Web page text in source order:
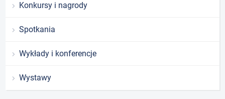
Konkursy i nagrody
Spotkania
Wykłady i konferencje
Wystawy